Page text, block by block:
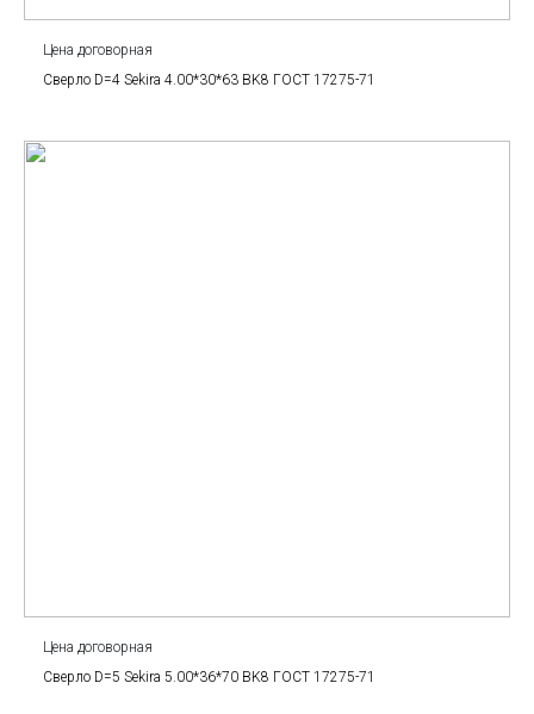
Цена договорная
Сверло D=4 Sekira 4.00*30*63 BK8 ГОСТ 17275-71
Цена договорная
Сверло D=5 Sekira 5.00*36*70 BK8 ГОСТ 17275-71